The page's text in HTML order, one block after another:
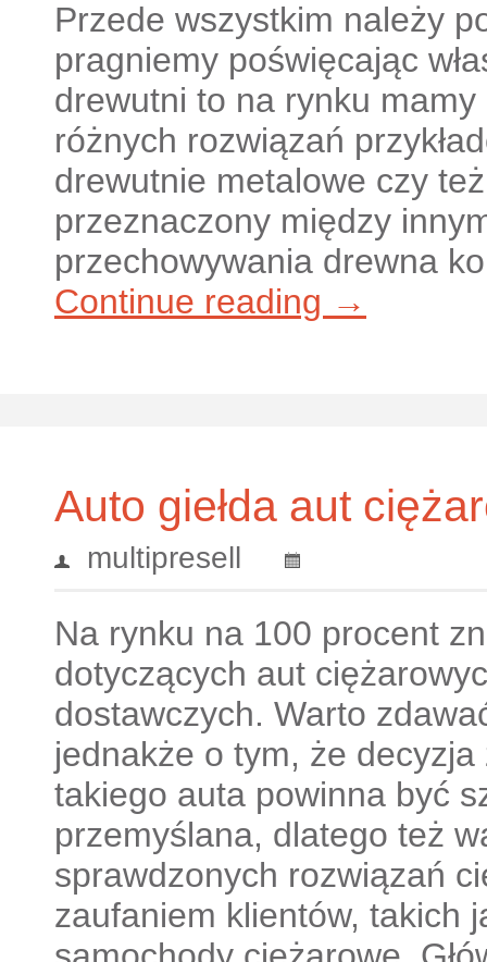
Przede wszystkim należy
pragniemy poświęcając
drewutni to na rynku
różnych rozwiązań
drewutnie metalowe czy
przeznaczony między
przechowywania drewna
Continue reading →
Auto giełda aut
multipresell
Na rynku na 100 procent
dotyczących aut
dostawczych. Warto
jednakże o tym, że
takiego auta powinna być
przemyślana, dlatego też
sprawdzonych rozwiązań
zaufaniem klientów, takich